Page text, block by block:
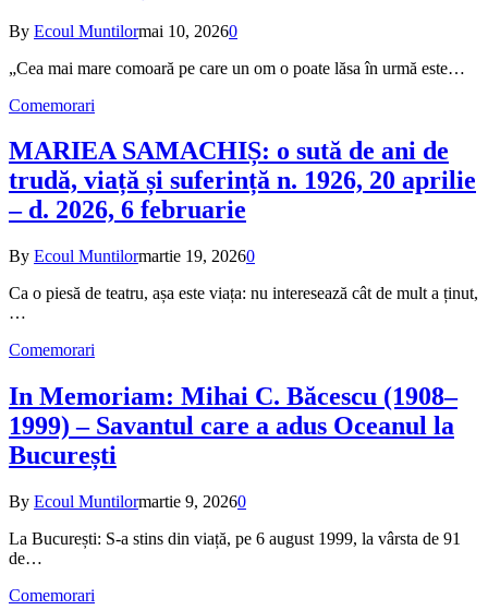
By Ecoul Muntilormai 10, 20260
„Cea mai mare comoară pe care un om o poate lăsa în urmă este…
Comemorari
MARIEA SAMACHIȘ: o sută de ani de
trudă, viață și suferință n. 1926, 20 aprilie
– d. 2026, 6 februarie
By Ecoul Muntilormartie 19, 20260
Ca o piesă de teatru, așa este viața: nu interesează cât de mult a ținut,
…
Comemorari
In Memoriam: Mihai C. Băcescu (1908–
1999) – Savantul care a adus Oceanul la
București
By Ecoul Muntilormartie 9, 20260
La București: S-a stins din viață, pe 6 august 1999, la vârsta de 91
de…
Comemorari